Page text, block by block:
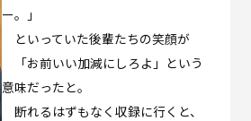
ー。」
といっていた後輩たちの笑顔が
「お前いい加減にしろよ」という
意味だったと。
断れるはずもなく収録に行くと、